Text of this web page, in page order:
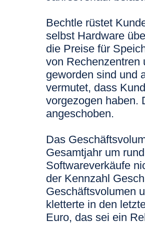
Bechtle rüstet
selbst Hardware
die Preise für
von Rechenzentren
geworden sind und
vermutet, dass
vorgezogen haben.
angeschoben.
Das
Gesamtjahr um
Softwareverkäufe
der Kennzahl
Geschäftsvolumen
kletterte in den
Euro, das sei ein